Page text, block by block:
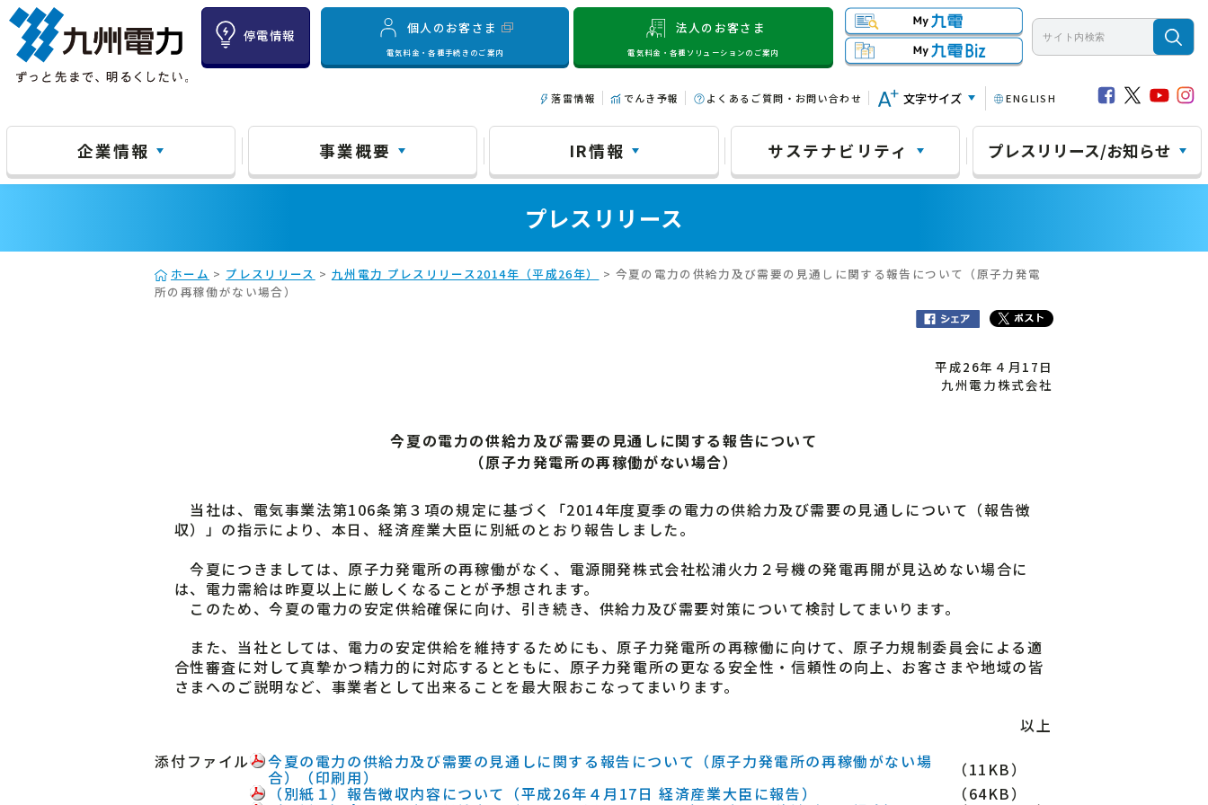
停電情報
個人のお客さま
電気料金・各種手続きのご案内
法人のお客さま
電気料金・各種ソリューションのご案内
落雷情報 でんき予報 よくあるご質問・お問い合わせ 文字サイズ ENGLISH
企業情報 事業概要 IR情報 サステナビリティ プレスリリース/お知らせ
プレスリリース
ホーム > プレスリリース > 九州電力 プレスリリース2014年（平成26年）
> 今夏の電力の供給力及び需要の見通しに関する報告について（原子力発電
所の再稼働がない場合）
平成26年４月17日
九州電力株式会社
今夏の電力の供給力及び需要の見通しに関する報告について
（原子力発電所の再稼働がない場合）
当社は、電気事業法第106条第３項の規定に基づく「2014年度夏季の電力の供給力及び需要の見通しについて（報告徴
収）」の指示により、本日、経済産業大臣に別紙のとおり報告しました。
今夏につきましては、原子力発電所の再稼働がなく、電源開発株式会社松浦火力２号機の発電再開が見込めない場合に
は、電力需給は昨夏以上に厳しくなることが予想されます。
このため、今夏の電力の安定供給確保に向け、引き続き、供給力及び需要対策について検討してまいります。
また、当社としては、電力の安定供給を維持するためにも、原子力発電所の再稼働に向けて、原子力規制委員会による適
合性審査に対して真摯かつ精力的に対応するとともに、原子力発電所の更なる安全性・信頼性の向上、お客さまや地域の皆
さまへのご説明など、事業者として出来ることを最大限おこなってまいります。
以上
添付ファイル
今夏の電力の供給力及び需要の見通しに関する報告について（原子力発電所の再稼働がない場
合）（印刷用）
（11KB）
（別紙１）報告徴収内容について（平成26年４月17日 経済産業大臣に報告）
（64KB）